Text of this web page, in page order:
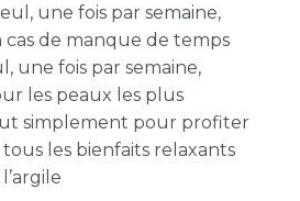
une fois par semaine,
de manque de temps
une fois par semaine,
les peaux les plus
simplement pour profiter
les bienfaits relaxants